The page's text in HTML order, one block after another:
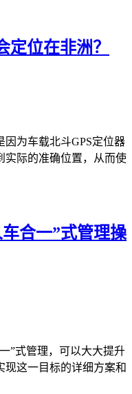
定位在非洲？
为车载北斗GPS定位器
实际的准确位置，从而使
合一”式管理操
”式管理，可以大大提升
现这一目标的详细方案和